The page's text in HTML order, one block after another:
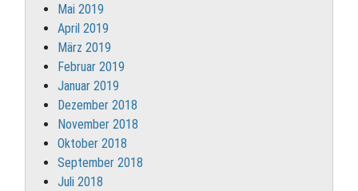
Mai 2019
April 2019
März 2019
Februar 2019
Januar 2019
Dezember 2018
November 2018
Oktober 2018
September 2018
Juli 2018